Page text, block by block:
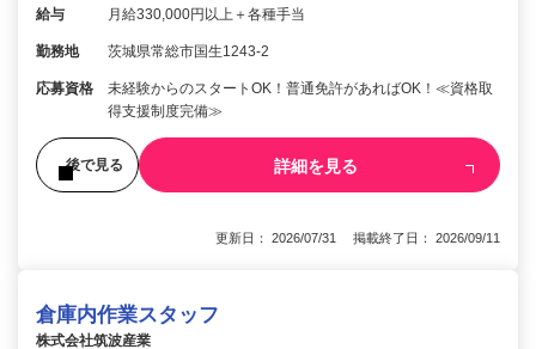
給与 月給330,000円以上＋各種手当
勤務地 茨城県常総市国生1243-2
応募資格
未経験からのスタートOK！普通免許があればOK！≪資格取
得支援制度完備≫
後で見る 詳細を見る
更新日： 2026/07/31 掲載終了日： 2026/09/11
倉庫内作業スタッフ
株式会社筑波産業